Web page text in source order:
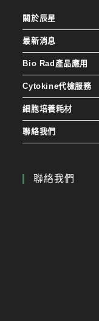
關於辰星
最新消息
Bio Rad產品應用
Cytokine代檢服務
細胞培養耗材
聯絡我們
聯絡我們